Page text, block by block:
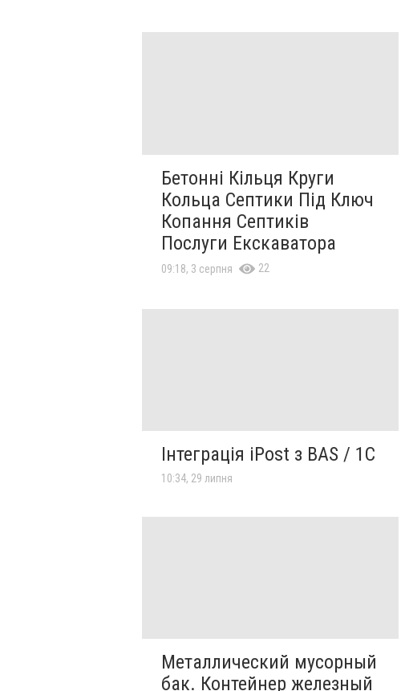
Бетонні Кільця Круги
Кольца Септики Під Ключ
Копання Септиків
Послуги Екскаватора
09:18, 3 серпня 22
Інтеграція iPost з BAS / 1С
10:34, 29 липня
Металлический мусорный
бак. Контейнер железный